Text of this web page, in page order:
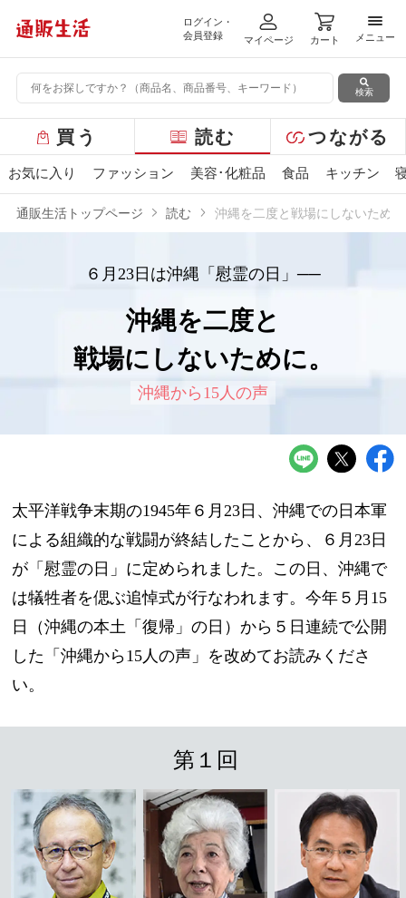
ログイン・
会員登録
マイページ カート
メニ
メニュー
検索
ー
バ
買う 読む つながる
お気に入り ファッション 美容･化粧品 食品 キッチン
通販生活トップページ 読む 沖縄を二度と戦場にしないため
６月23日は沖縄「慰霊の日」──
沖縄を二度と
戦場にしないために。
沖縄から15人の声
太平洋戦争末期の1945年６月23日、沖縄での日本軍
による組織的な戦闘が終結したことから、６月23日
が「慰霊の日」に定められました。この日、沖縄で
は犠牲者を偲ぶ追悼式が行なわれます。今年５月15
日（沖縄の本土「復帰」の日）から５日連続で公開
した「沖縄から15人の声」を改めてお読みくださ
い。
第１回